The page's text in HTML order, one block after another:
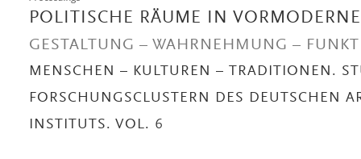
POLITISCHE RÄUME IN
GESTALTUNG – WAHRNEHMUNG –
MENSCHEN – KULTUREN – TRADITIONEN.
FORSCHUNGSCLUSTERN DES DEUTSCHEN
INSTITUTS. VOL. 6